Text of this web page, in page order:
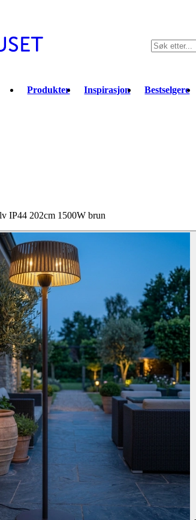
Produkter Inspirasjon Bestselgere
IP44 202cm 1500W brun